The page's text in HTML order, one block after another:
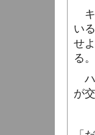
キ
い
せ
る。
ハ
が